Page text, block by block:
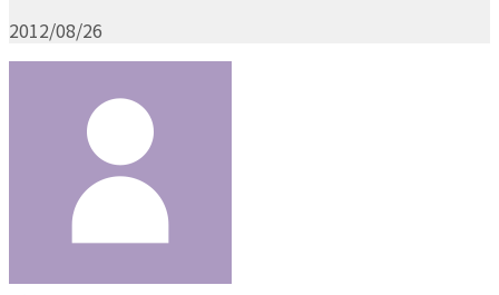
2012/08/26